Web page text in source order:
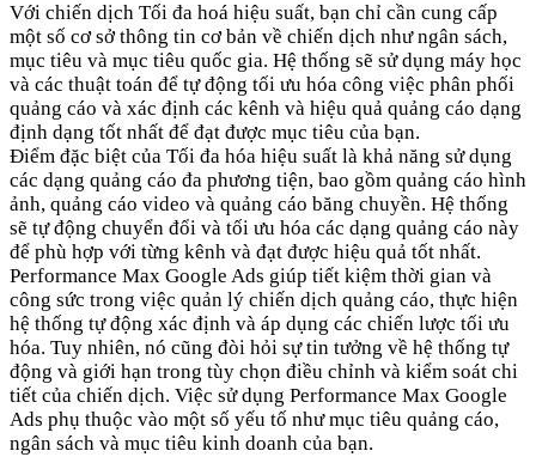
Với chiến dịch Tối đa hoá hiệu suất, bạn chỉ cần cung cấp
một số cơ sở thông tin cơ bản về chiến dịch như ngân sách,
mục tiêu và mục tiêu quốc gia. Hệ thống sẽ sử dụng máy học
và các thuật toán để tự động tối ưu hóa công việc phân phối
quảng cáo và xác định các kênh và hiệu quả quảng cáo dạng
định dạng tốt nhất để đạt được mục tiêu của bạn.
Điểm đặc biệt của Tối đa hóa hiệu suất là khả năng sử dụng
các dạng quảng cáo đa phương tiện, bao gồm quảng cáo hình
ảnh, quảng cáo video và quảng cáo băng chuyền. Hệ thống
sẽ tự động chuyển đổi và tối ưu hóa các dạng quảng cáo này
để phù hợp với từng kênh và đạt được hiệu quả tốt nhất.
Performance Max Google Ads giúp tiết kiệm thời gian và
công sức trong việc quản lý chiến dịch quảng cáo, thực hiện
hệ thống tự động xác định và áp dụng các chiến lược tối ưu
hóa. Tuy nhiên, nó cũng đòi hỏi sự tin tưởng về hệ thống tự
động và giới hạn trong tùy chọn điều chỉnh và kiểm soát chi
tiết của chiến dịch. Việc sử dụng Performance Max Google
Ads phụ thuộc vào một số yếu tố như mục tiêu quảng cáo,
ngân sách và mục tiêu kinh doanh của bạn.